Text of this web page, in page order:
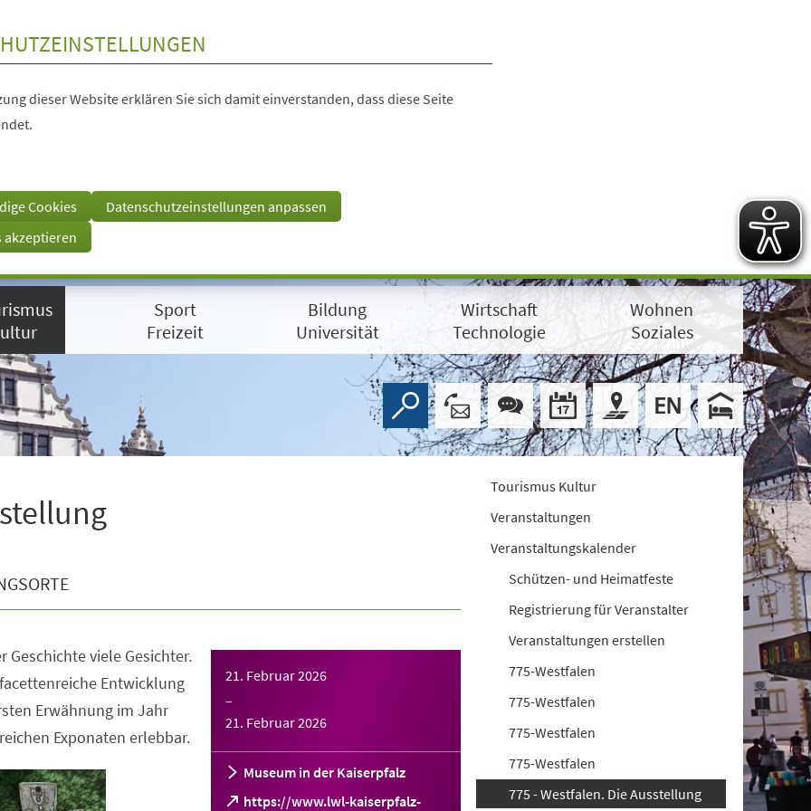
dieser Website erklären Sie sich damit einverstanden, dass diese Seite
Cookies
Datenschutzeinstellungen anpassen
akzeptieren
Sport
Freizeit
Bildung
Universität
Wirtschaft
Technologie
Wohnen
Soziales
21. Februar 2026
–
21. Februar 2026
Museum in der Kaiserpfalz
https://www.lwl-kaiserpfalz-
Geschichte viele Gesichter.
Entwicklung
Erwähnung im Jahr
Exponaten erlebbar.
Tourismus Kultur
Veranstaltungen
Veranstaltungskalender
Schützen- und Heimatfeste
Registrierung für Veranstalter
Veranstaltungen erstellen
775-Westfalen
775-Westfalen
775-Westfalen
775-Westfalen
775 - Westfalen. Die Ausstellung